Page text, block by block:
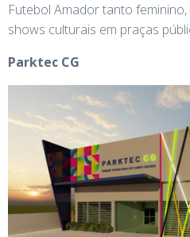
Futebol Amador tanto
shows culturais em praças
Parktec CG